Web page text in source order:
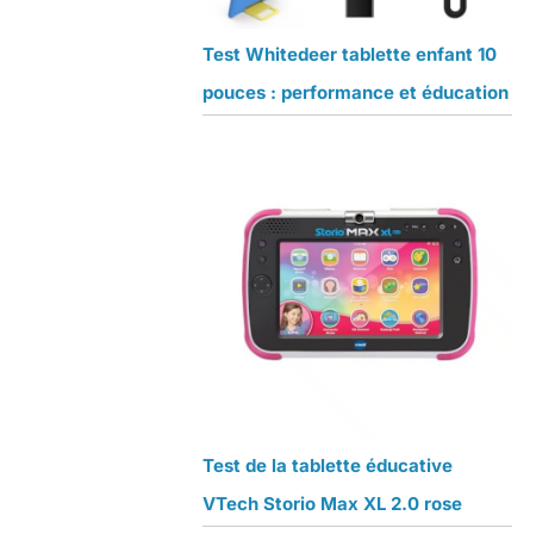
Test Whitedeer tablette enfant 10
pouces : performance et éducation
Test de la tablette éducative
VTech Storio Max XL 2.0 rose